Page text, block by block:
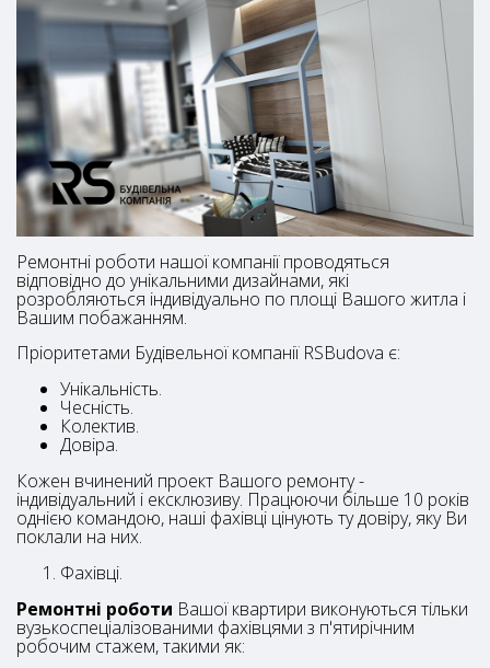
Ремонтні роботи нашої компанії проводяться
відповідно до унікальними дизайнами, які
розробляються індивідуально по площі Вашого житла і
Вашим побажанням.
Пріоритетами Будівельної компанії RSBudova є:
Унікальність.
Чесність.
Колектив.
Довіра.
Кожен вчинений проект Вашого ремонту -
індивідуальний і ексклюзиву. Працюючи більше 10 років
однією командою, наші фахівці цінують ту довіру, яку Ви
поклали на них.
Фахівці.
Ремонтні роботи Вашої квартири виконуються тільки
вузькоспеціалізованими фахівцями з п'ятирічним
робочим стажем, такими як: